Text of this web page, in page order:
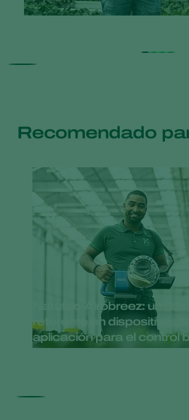
Recomendado
Natutec Airobreez: un
referente en dispositivos de
aplicación para el control